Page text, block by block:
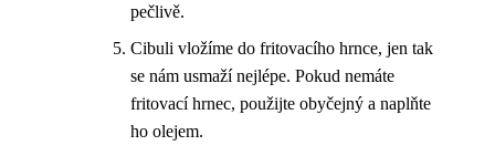
pečlivě.
Cibuli vložíme do fritovacího hrnce, jen tak
se nám usmaží nejlépe. Pokud nemáte
fritovací hrnec, použijte obyčejný a naplňte
ho olejem.